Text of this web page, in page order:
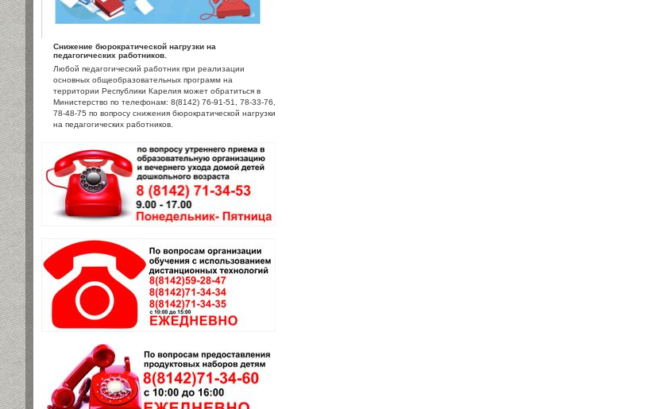
Снижение бюрократической нагрузки на
педагогических работников.
Любой педагогический работник при реализации
основных общеобразовательных программ на
территории Республики Карелия может обратиться в
Министерство по телефонам: 8(8142) 76-91-51, 78-33-76,
78-48-75 по вопросу снижения бюрократической нагрузки
на педагогических работников.